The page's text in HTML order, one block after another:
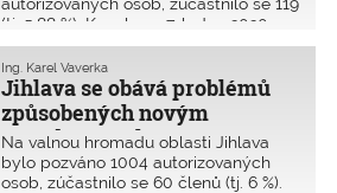
autorizovaných osob, zúčastnilo se 119
(tj. 5,88 %). Konala se 7. ledna 2020 v
malém sále Kongresového centra
Aldis v Hradci Králové.
Jihlava se obává problémů
způsobených novým
stavebním zákonem
Ing. Karel Vaverka
Na valnou hromadu oblasti Jihlava
bylo pozváno 1004 autorizovaných
osob, zúčastnilo se 60 členů (tj. 6 %).